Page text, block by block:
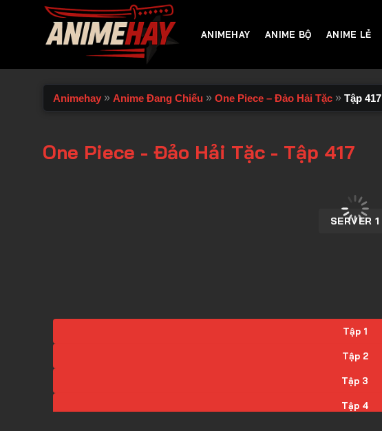
ANIMEHAY ANIME BỘ ANIME LẺ
Animehay » Anime Đang Chiếu » One Piece – Đảo Hải Tặc » Tập 417
One Piece - Đảo Hải Tặc - Tập 417
SERVER 1
Tập 1
Tập 2
Tập 3
Tập 4